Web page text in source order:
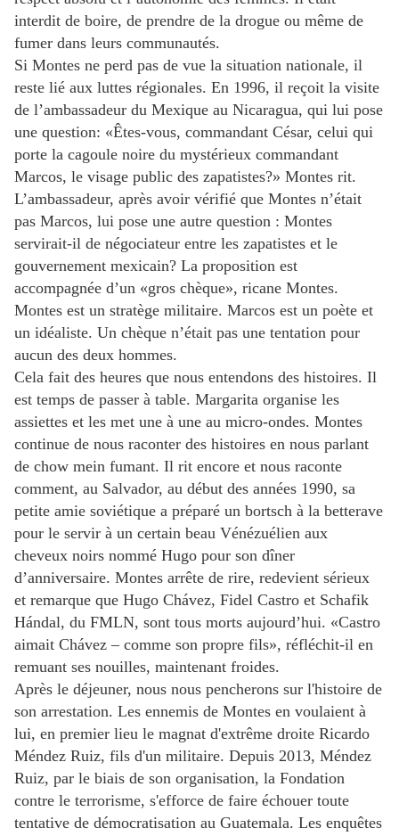
interdit de boire, de prendre de la drogue ou même de
fumer dans leurs communautés.
Si Montes ne perd pas de vue la situation nationale, il
reste lié aux luttes régionales. En 1996, il reçoit la visite
de l’ambassadeur du Mexique au Nicaragua, qui lui pose
une question: «Êtes-vous, commandant César, celui qui
porte la cagoule noire du mystérieux commandant
Marcos, le visage public des zapatistes?» Montes rit.
L’ambassadeur, après avoir vérifié que Montes n’était
pas Marcos, lui pose une autre question : Montes
servirait-il de négociateur entre les zapatistes et le
gouvernement mexicain? La proposition est
accompagnée d’un «gros chèque», ricane Montes.
Montes est un stratège militaire. Marcos est un poète et
un idéaliste. Un chèque n’était pas une tentation pour
aucun des deux hommes.
Cela fait des heures que nous entendons des histoires. Il
est temps de passer à table. Margarita organise les
assiettes et les met une à une au micro-ondes. Montes
continue de nous raconter des histoires en nous parlant
de chow mein fumant. Il rit encore et nous raconte
comment, au Salvador, au début des années 1990, sa
petite amie soviétique a préparé un bortsch à la betterave
pour le servir à un certain beau Vénézuélien aux
cheveux noirs nommé Hugo pour son dîner
d’anniversaire. Montes arrête de rire, redevient sérieux
et remarque que Hugo Chávez, Fidel Castro et Schafik
Hándal, du FMLN, sont tous morts aujourd’hui. «Castro
aimait Chávez – comme son propre fils», réfléchit-il en
remuant ses nouilles, maintenant froides.
Après le déjeuner, nous nous pencherons sur l'histoire de
son arrestation. Les ennemis de Montes en voulaient à
lui, en premier lieu le magnat d'extrême droite Ricardo
Méndez Ruiz, fils d'un militaire. Depuis 2013, Méndez
Ruiz, par le biais de son organisation, la Fondation
contre le terrorisme, s'efforce de faire échouer toute
tentative de démocratisation au Guatemala. Les enquêtes